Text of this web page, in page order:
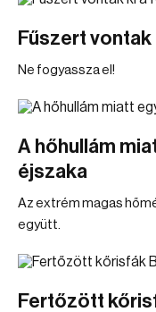
Fűszert
Ne fogyassza el!
A hőhullám
éjszaka
Az extrém magas
együtt.
Fertőzött